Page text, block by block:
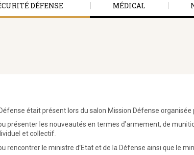
DÉFENSE MÉDICAL
était présent lors du salon Mission Défense
présenter les nouveautés en termes d’armement, de
et collectif.
rencontrer le ministre d’Etat et de la Défense ainsi que le